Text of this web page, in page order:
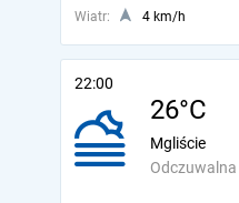
Wiatr:
4 km/h
22:00
26°C
Odczuwalna
Mgliście